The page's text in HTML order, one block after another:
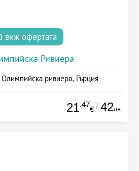
виж офертата
Ривиера
ривиера, Гърция
21.47
€ / 42лв.